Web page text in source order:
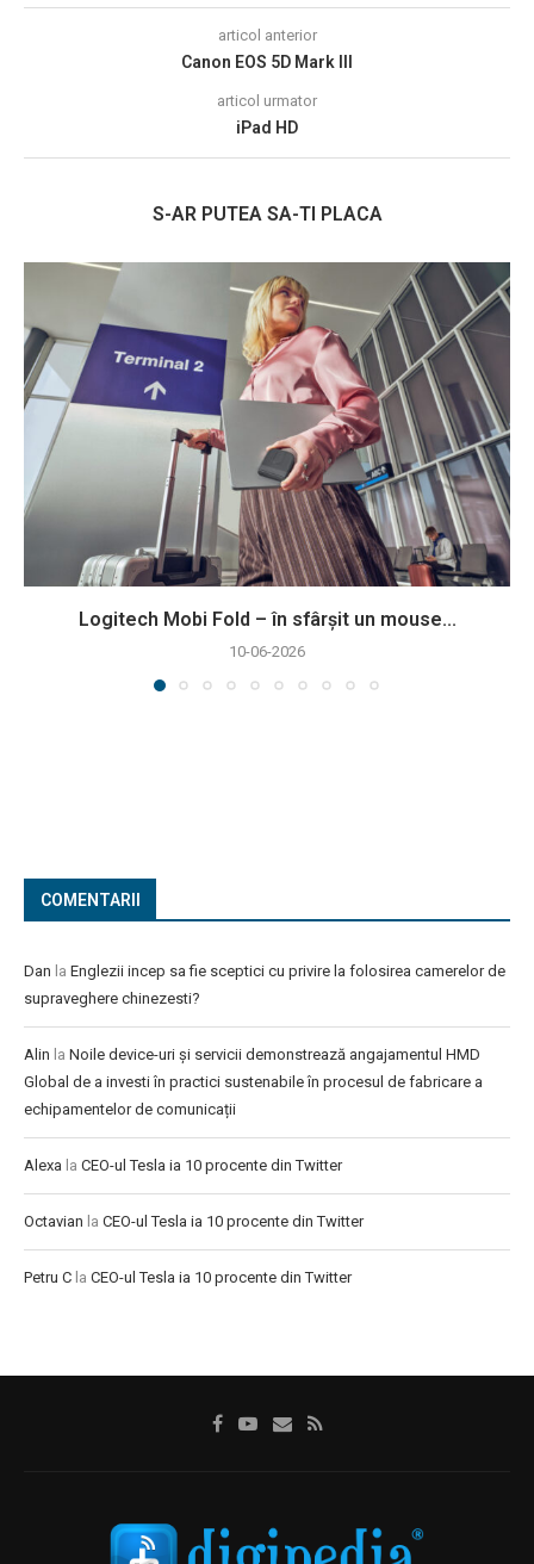
articol anterior
Canon EOS 5D Mark III
articol urmator
iPad HD
S-AR PUTEA SA-TI PLACA
Logitech Mobi Fold – în sfârșit un mouse...
10-06-2026
COMENTARII
Dan la Englezii incep sa fie sceptici cu privire la folosirea camerelor de
supraveghere chinezesti?
Alin la Noile device-uri și servicii demonstrează angajamentul HMD
Global de a investi în practici sustenabile în procesul de fabricare a
echipamentelor de comunicații
Alexa la CEO-ul Tesla ia 10 procente din Twitter
Octavian la CEO-ul Tesla ia 10 procente din Twitter
Petru C la CEO-ul Tesla ia 10 procente din Twitter